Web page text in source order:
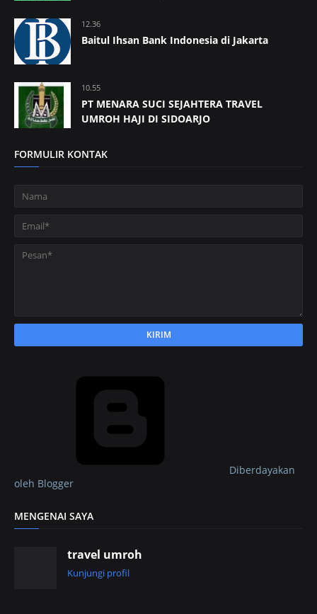
12.36
Baitul Ihsan Bank Indonesia di Jakarta
10.55
PT MENARA SUCI SEJAHTERA TRAVEL
UMROH HAJI DI SIDOARJO
FORMULIR KONTAK
Diberdayakan
oleh Blogger
MENGENAI SAYA
travel umroh
Kunjungi profil